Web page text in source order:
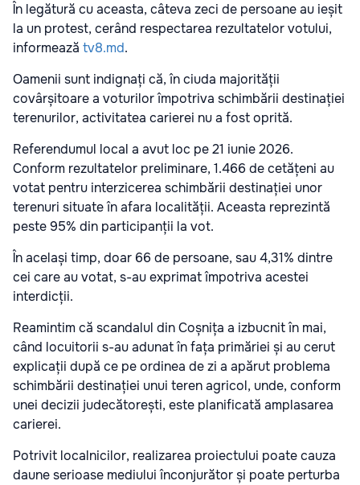
În legătură cu aceasta, câteva zeci de persoane au ieșit
la un protest, cerând respectarea rezultatelor votului,
informează tv8.md.
Oamenii sunt indignați că, în ciuda majorității
covârșitoare a voturilor împotriva schimbării destinației
terenurilor, activitatea carierei nu a fost oprită.
Referendumul local a avut loc pe 21 iunie 2026.
Conform rezultatelor preliminare, 1.466 de cetățeni au
votat pentru interzicerea schimbării destinației unor
terenuri situate în afara localității. Aceasta reprezintă
peste 95% din participanții la vot.
În același timp, doar 66 de persoane, sau 4,31% dintre
cei care au votat, s-au exprimat împotriva acestei
interdicții.
Reamintim că scandalul din Coșnița a izbucnit în mai,
când locuitorii s-au adunat în fața primăriei și au cerut
explicații după ce pe ordinea de zi a apărut problema
schimbării destinației unui teren agricol, unde, conform
unei decizii judecătorești, este planificată amplasarea
carierei.
Potrivit localnicilor, realizarea proiectului poate cauza
daune serioase mediului înconjurător și poate perturba